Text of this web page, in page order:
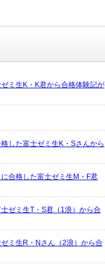
ミ生K・K君から合格体験記が
した富士ゼミ生K・Sさんから
合格した富士ゼミ生M・F君
ゼミ生T・S君（1浪）から合
ミ生R・Nさん（2浪）から合